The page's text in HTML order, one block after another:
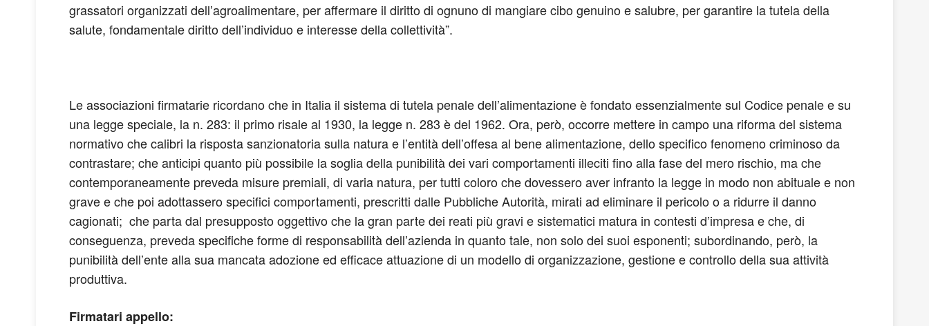
grassatori organizzati dell’agroalimentare, per affermare il diritto di ognuno di mangiare cibo genuino e salubre, per garantire la tutela della
salute, fondamentale diritto dell’individuo e interesse della collettività”.
Le associazioni firmatarie ricordano che in Italia il sistema di tutela penale dell’alimentazione è fondato essenzialmente sul Codice penale e su
una legge speciale, la n. 283: il primo risale al 1930, la legge n. 283 è del 1962. Ora, però, occorre mettere in campo una riforma del sistema
normativo che calibri la risposta sanzionatoria sulla natura e l’entità dell’offesa al bene alimentazione, dello specifico fenomeno criminoso da
contrastare; che anticipi quanto più possibile la soglia della punibilità dei vari comportamenti illeciti fino alla fase del mero rischio, ma che
contemporaneamente preveda misure premiali, di varia natura, per tutti coloro che dovessero aver infranto la legge in modo non abituale e non
grave e che poi adottassero specifici comportamenti, prescritti dalle Pubbliche Autorità, mirati ad eliminare il pericolo o a ridurre il danno
cagionati; che parta dal presupposto oggettivo che la gran parte dei reati più gravi e sistematici matura in contesti d’impresa e che, di
conseguenza, preveda specifiche forme di responsabilità dell’azienda in quanto tale, non solo dei suoi esponenti; subordinando, però, la
punibilità dell’ente alla sua mancata adozione ed efficace attuazione di un modello di organizzazione, gestione e controllo della sua attività
produttiva.
Firmatari appello: